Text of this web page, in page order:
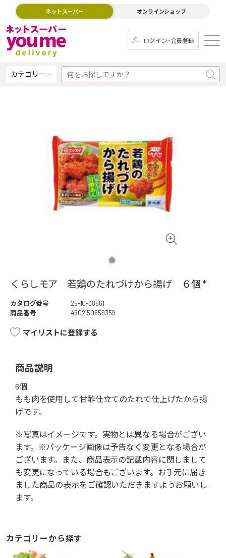
ネットスーパー オンラインショップ
ログイン･会員登録
カテゴリー
くらしモア 若鶏のたれづけから揚げ ６個 *
カタログ番号
25-10-38561
商品番号
4902150659359
マイリストに登録する
商品説明
6個
もも肉を使用して甘酢仕立てのたれで仕上げたから揚
げです。
※写真はイメージです。実物とは異なる場合がござい
ます。※パッケージ画像は予告なく変更となる場合が
ございます。また、商品表示の記載内容に関しまして
も変更になっている場合もございます。お手元に届き
ました商品の表示をご確認いただきますようお願いし
ます。
カテゴリーから探す